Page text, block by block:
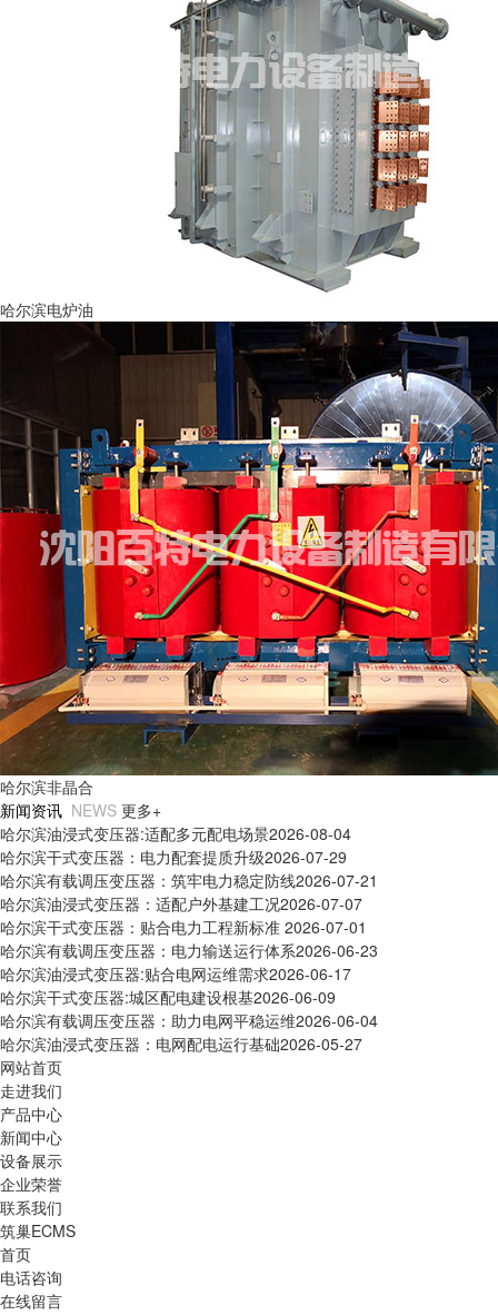
哈尔滨电炉油
哈尔滨非晶合
新闻资讯 NEWS 更多+
哈尔滨油浸式变压器:适配多元配电场景2026-08-04
哈尔滨干式变压器：电力配套提质升级2026-07-29
哈尔滨有载调压变压器：筑牢电力稳定防线2026-07-21
哈尔滨油浸式变压器：适配户外基建工况2026-07-07
哈尔滨干式变压器：贴合电力工程新标准 2026-07-01
哈尔滨有载调压变压器：电力输送运行体系2026-06-23
哈尔滨油浸式变压器:贴合电网运维需求2026-06-17
哈尔滨干式变压器:城区配电建设根基2026-06-09
哈尔滨有载调压变压器：助力电网平稳运维2026-06-04
哈尔滨油浸式变压器：电网配电运行基础2026-05-27
网站首页
走进我们
产品中心
新闻中心
设备展示
企业荣誉
联系我们
筑巢ECMS
首页
电话咨询
在线留言